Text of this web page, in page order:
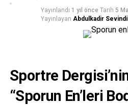
Yayınlandı 1 yıl önce Tarih 5
Yayınlayan Abdulkadir
Sportre
“Sporun En’leri